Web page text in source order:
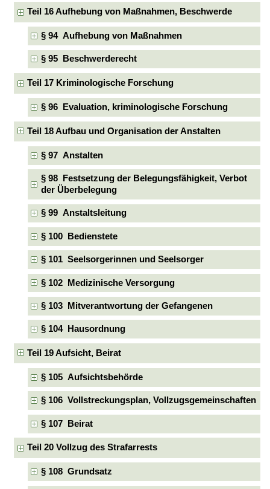
Teil 16 Aufhebung von Maßnahmen, Beschwerde
§ 94 Aufhebung von Maßnahmen
§ 95 Beschwerderecht
Teil 17 Kriminologische Forschung
§ 96 Evaluation, kriminologische Forschung
Teil 18 Aufbau und Organisation der Anstalten
§ 97 Anstalten
§ 98 Festsetzung der Belegungsfähigkeit, Verbot
der Überbelegung
§ 99 Anstaltsleitung
§ 100 Bedienstete
§ 101 Seelsorgerinnen und Seelsorger
§ 102 Medizinische Versorgung
§ 103 Mitverantwortung der Gefangenen
§ 104 Hausordnung
Teil 19 Aufsicht, Beirat
§ 105 Aufsichtsbehörde
§ 106 Vollstreckungsplan, Vollzugsgemeinschaften
§ 107 Beirat
Teil 20 Vollzug des Strafarrests
§ 108 Grundsatz